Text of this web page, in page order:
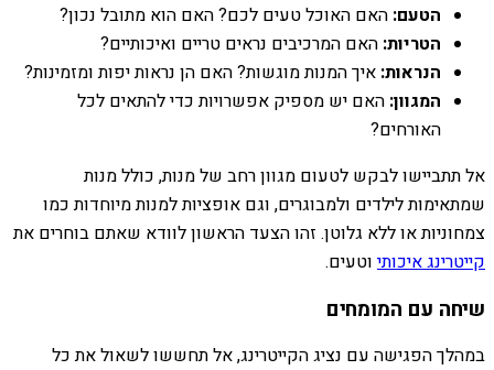
הטעם: האם האוכל טעים לכם? האם הוא מתובל נכון?
הטריות: האם המרכיבים נראים טריים ואיכותיים?
הנראות: איך המנות מוגשות? האם הן נראות יפות ומזמינות?
המגוון: האם יש מספיק אפשרויות כדי להתאים לכל
האורחים?
אל תתביישו לבקש לטעום מגוון רחב של מנות, כולל מנות
שמתאימות לילדים ולמבוגרים, וגם אופציות למנות מיוחדות כמו
צמחוניות או ללא גלוטן. זהו הצעד הראשון לוודא שאתם בוחרים את
קייטרינג איכותי וטעים.
שיחה עם המומחים
במהלך הפגישה עם נציג הקייטרינג, אל תחששו לשאול את כל